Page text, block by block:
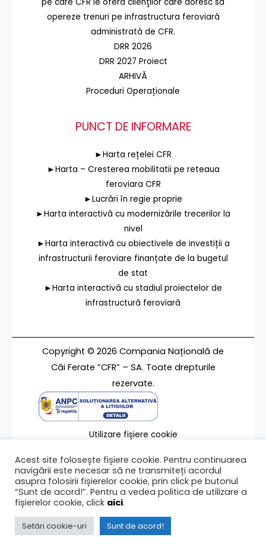
pe care CFR le oferă clienţilor care doresc să
opereze trenuri pe infrastructura feroviară
administrată de CFR.
DRR 2026
DRR 2027 Proiect
ARHIVĂ
Proceduri Operaționale
PUNCT DE INFORMARE
►Harta rețelei CFR
►Harta – Cresterea mobilitatii pe reteaua
feroviara CFR
►Lucrări în regie proprie
►Harta interactivă cu modernizările trecerilor la
nivel
►Harta interactivă cu obiectivele de investiții a
infrastructurii feroviare finanțate de la bugetul
de stat
►Harta interactivă cu stadiul proiectelor de
infrastructură feroviară
Copyright © 2026 Compania Națională de
Căi Ferate ”CFR” – SA. Toate drepturile
rezervate.
Utilizare fișiere cookie
Contact
Ultima modificare a paginii 02/11/2022
Acest site folosește fișiere cookie. Pentru continuarea
navigării este necesar să ne transmiteți acordul
asupra folosirii fișierelor cookie, prin click pe butonul
“Sunt de acord!”. Pentru a vedea politica de utilizare a
fișierelor cookie, click aici.
Setări cookie-uri Sunt de acord!